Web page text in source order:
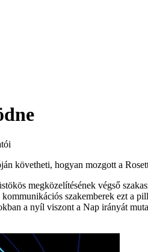
követheti, hogyan mozgott a
megközelítésének végső
szakemberek ezt a
a nyíl viszont a Nap irányát